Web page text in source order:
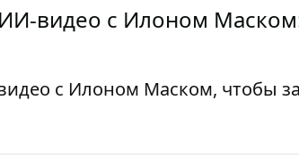
видео с Илоном Маском:
с Илоном Маском, чтобы